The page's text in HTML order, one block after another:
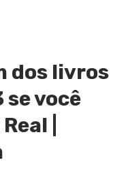
dos livros
se você
|